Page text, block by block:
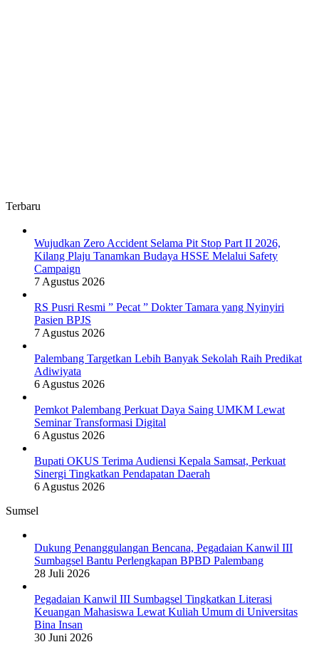
Terbaru
Wujudkan Zero Accident Selama Pit Stop Part II 2026,
Kilang Plaju Tanamkan Budaya HSSE Melalui Safety
Campaign
7 Agustus 2026
RS Pusri Resmi ” Pecat ” Dokter Tamara yang Nyinyiri
Pasien BPJS
7 Agustus 2026
Palembang Targetkan Lebih Banyak Sekolah Raih Predikat
Adiwiyata
6 Agustus 2026
Pemkot Palembang Perkuat Daya Saing UMKM Lewat
Seminar Transformasi Digital
6 Agustus 2026
Bupati OKUS Terima Audiensi Kepala Samsat, Perkuat
Sinergi Tingkatkan Pendapatan Daerah
6 Agustus 2026
Sumsel
Dukung Penanggulangan Bencana, Pegadaian Kanwil III
Sumbagsel Bantu Perlengkapan BPBD Palembang
28 Juli 2026
Pegadaian Kanwil III Sumbagsel Tingkatkan Literasi
Keuangan Mahasiswa Lewat Kuliah Umum di Universitas
Bina Insan
30 Juni 2026